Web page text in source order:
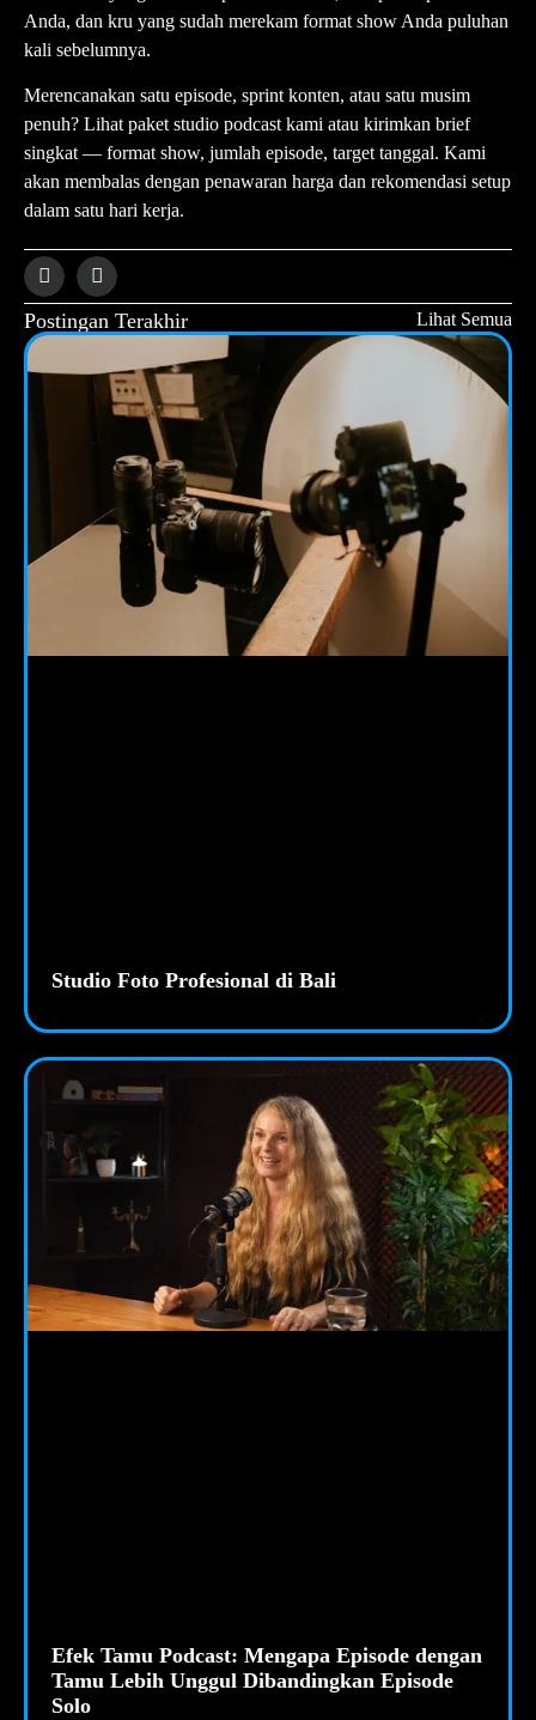
Anda, dan kru yang sudah merekam format show Anda puluhan
kali sebelumnya.
Merencanakan satu episode, sprint konten, atau satu musim
penuh? Lihat paket studio podcast kami atau kirimkan brief
singkat — format show, jumlah episode, target tanggal. Kami
akan membalas dengan penawaran harga dan rekomendasi setup
dalam satu hari kerja.
Postingan Terakhir Lihat Semua
Studio Foto Profesional di Bali
Efek Tamu Podcast: Mengapa Episode dengan
Tamu Lebih Unggul Dibandingkan Episode
Solo